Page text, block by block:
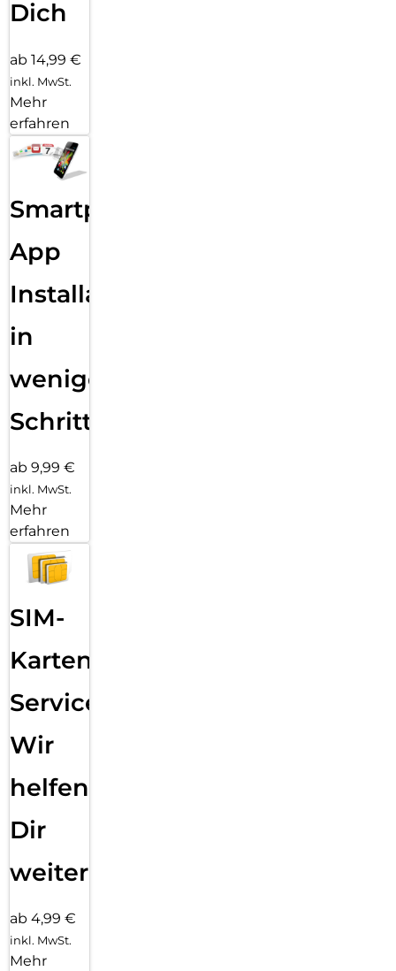
Dich
ab 14,99 €
inkl. MwSt.
Mehr
erfahren
Smartphone
App
Installation
in
wenigen
Schritten
ab 9,99 €
inkl. MwSt.
Mehr
erfahren
SIM-
Karten
Service:
Wir
helfen
Dir
weiter
ab 4,99 €
inkl. MwSt.
Mehr